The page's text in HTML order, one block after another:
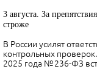
3 августа. За
строже
В России усилят
контрольных
2025 года № 236-ФЗ